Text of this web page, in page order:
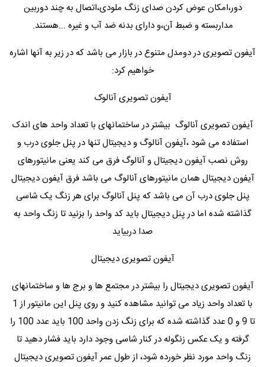
دور،امکان عوض کردن صدای زنگ ملودی،اتصال به چند دوربین
مداربسته و ضبط آن،و دارای بدنه ضد آب و غیره ...هستند.
آیفون تصویری در دومدل متنوع در بازار می باشد که در زیر به آنها اشاره
خواهیم کرد:
آیفون تصویری آنالوک
آیفون تصویری آنالوگ بیشتر در ساختمانهای با تعداد واحد های اندک
استفاده می شود ،آیفون آنالوگ و دیجیتال تنها در پنل جلوی درب و
روش نصب آیفون دیجیتال و آنالوگ فرق می کند یعنی مانیتورهای
آیفون دیجیتال همان مانیتورهای آنالوگ می باشد فرق آیفون دیجیتال
پنل جلوی درب آن می باشد که پنل آنالوگ برای هر زنگ یک شاسی
گذاشته شده اما در پنل دیجیتال باید کد واحد را بزنید تا زنگ واحد به
صدا دربیاید
آیفون تصویری دیجیتال
آیفون تصویری دیجیتال را بیشتر در مجتمع ها و برج ها و ساختمانهای
با تعداد واحد زیاد می توانید مشاهده کنید و روی پنل این مانیتور از 1
تا 9 و 0 عدد گذاشته شده که برای زنگ زدن واحد 100 باید عدد 100 را
گرفته و یک عکس زنگوله در کنار شاسی وجود دارد باید فشار دهید تا
زنگ واحد مورد نظر خورده شود، از طول عمر آیفون تصویری دیجیتال